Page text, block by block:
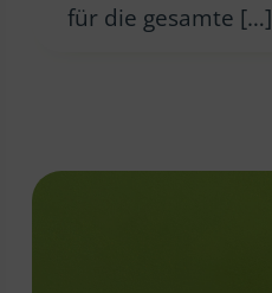
für die gesamte […]